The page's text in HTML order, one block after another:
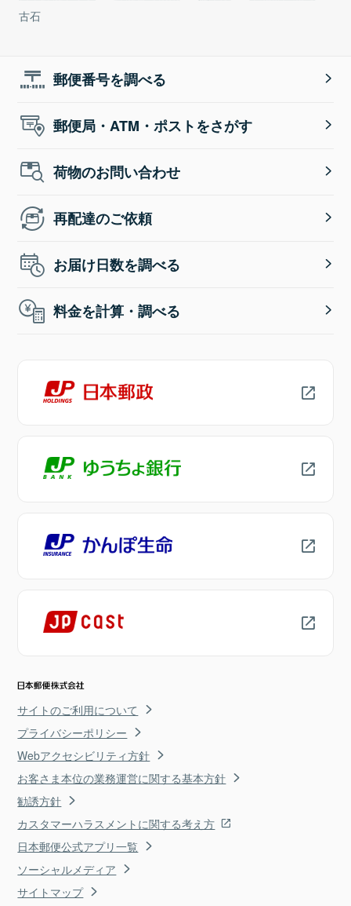
古石
郵便番号を調べる
郵便局・ATM・ポストをさがす
荷物のお問い合わせ
再配達のご依頼
お届け日数を調べる
料金を計算・調べる
サイトのご利用について
プライバシーポリシー
Webアクセシビリティ方針
お客さま本位の業務運営に関する基本方針
勧誘方針
カスタマーハラスメントに関する考え方
日本郵便公式アプリ一覧
ソーシャルメディア
サイトマップ